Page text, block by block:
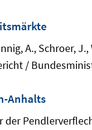
A., Schroer,
/
Anhalts